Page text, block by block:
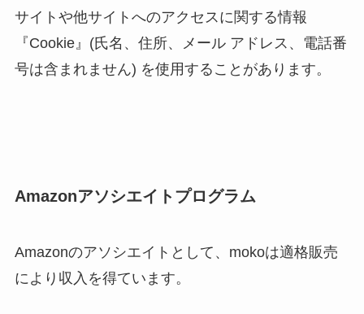
サイトや他サイトへのアクセスに関する情報
『Cookie』(氏名、住所、メール アドレス、電話番
号は含まれません) を使用することがあります。
Amazonアソシエイトプログラム
Amazonのアソシエイトとして、mokoは適格販売
により収入を得ています。